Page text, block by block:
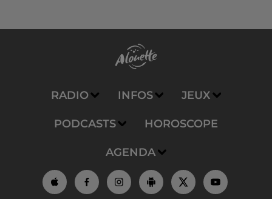
RADIO INFOS JEUX
PODCASTS HOROSCOPE
AGENDA